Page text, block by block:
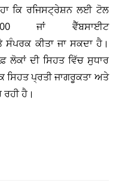
ਕਿ ਰਜਿਸਟ੍ਰੇਸ਼ਨ ਲਈ ਟੋਲ
ਜਾਂ ਵੈੱਬਸਾਈਟ
ਸੰਪਰਕ ਕੀਤਾ ਜਾ ਸਕਦਾ ਹੈ।
ਲੋਕਾਂ ਦੀ ਸਿਹਤ ਵਿੱਚ ਸੁਧਾਰ
ਸਿਹਤ ਪ੍ਰਤੀ ਜਾਗਰੂਕਤਾ ਅਤੇ
ਹੈ।